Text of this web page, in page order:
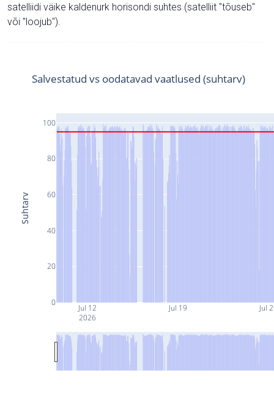
satelliidi väike kaldenurk horisondi suhtes (satelliit "tõuseb"
või "loojub").
Jul 12
2026
Jul 19 Jul
0
20
40
60
80
100
Salvestatud vs oodatavad vaatlused (suhtarv)
Suhtarv